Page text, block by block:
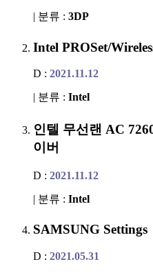
| 분류 : 3DP
Intel PROSet/
D : 2021.11.12
| 분류 : Intel
인텔 무선랜 AC
이버
D : 2021.11.12
| 분류 : Intel
SAMSUNG Settings
D : 2021.05.31